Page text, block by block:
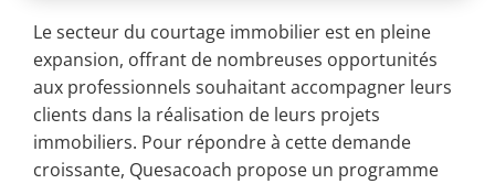
Le secteur du courtage immobilier est en pleine
expansion, offrant de nombreuses opportunités
aux professionnels souhaitant accompagner leurs
clients dans la réalisation de leurs projets
immobiliers. Pour répondre à cette demande
croissante, Quesacoach propose un programme